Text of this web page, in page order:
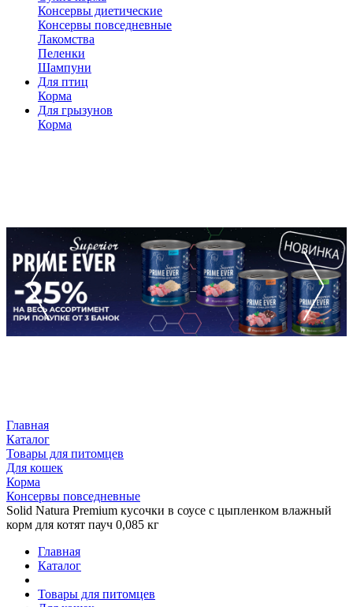
Консервы диетические
Консервы повседневные
Лакомства
Пеленки
Шампуни
Для птиц
Корма
Для грызунов
Корма
Главная
Каталог
Товары для питомцев
Для кошек
Корма
Консервы повседневные
Solid Natura Premium кусочки в соусе с цыпленком влажный
корм для котят пауч 0,085 кг
Главная
Каталог
Товары для питомцев